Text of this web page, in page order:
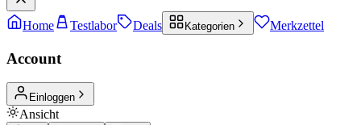
Home Testlabor Deals Kategorien Merkzettel
Account
Einloggen
Ansicht